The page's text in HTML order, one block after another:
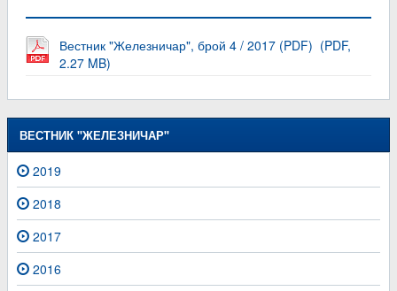
Вестник "Железничар", брой 4 / 2017 (PDF) (PDF,
2.27 MB)
ВЕСТНИК "ЖЕЛЕЗНИЧАР"
2019
2018
2017
2016